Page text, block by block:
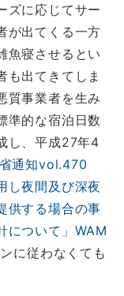
ズに応じてサー
が出てくる一方
魚寝させるとい
も出てきてしま
質事業者を生み
準的な宿泊日数
し、平成27年4
通知vol.470
し夜間及び深夜
供する場合の事
について」WAM
に従わなくても